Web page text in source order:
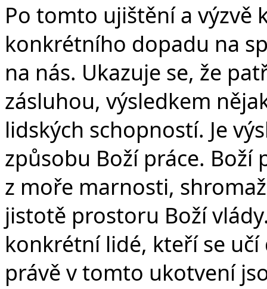
Po tomto ujištění a výzvě
konkrétního dopadu na
na nás. Ukazuje se, že
zásluhou, výsledkem
lidských schopností. Je
způsobu Boží práce. Boží
z moře marnosti,
jistotě prostoru Boží
konkrétní lidé, kteří se učí
právě v tomto ukotvení